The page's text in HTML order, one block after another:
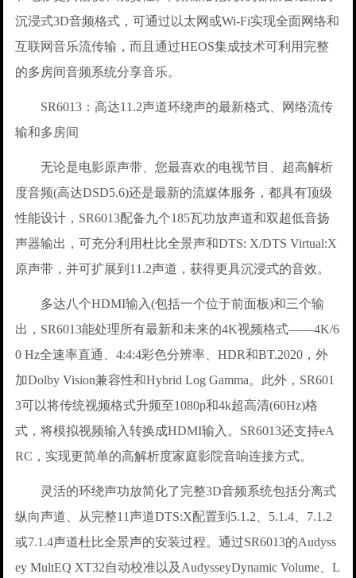
沉浸式3D音频格式，可通过以太网或Wi-Fi实现全面网络和
互联网音乐流传输，而且通过HEOS集成技术可利用完整
的多房间音频系统分享音乐。
SR6013：高达11.2声道环绕声的最新格式、网络流传
输和多房间
无论是电影原声带、您最喜欢的电视节目、超高解析
度音频(高达DSD5.6)还是最新的流媒体服务，都具有顶级
性能设计，SR6013配备九个185瓦功放声道和双超低音扬
声器输出，可充分利用杜比全景声和DTS: X/DTS Virtual:X
原声带，并可扩展到11.2声道，获得更具沉浸式的音效。
多达八个HDMI输入(包括一个位于前面板)和三个输
出，SR6013能处理所有最新和未来的4K视频格式——4K/6
0 Hz全速率直通、4:4:4彩色分辨率、HDR和BT.2020，外
加Dolby Vision兼容性和Hybrid Log Gamma。此外，SR601
3可以将传统视频格式升频至1080p和4k超高清(60Hz)格
式，将模拟视频输入转换成HDMI输入。SR6013还支持eA
RC，实现更简单的高解析度家庭影院音响连接方式。
灵活的环绕声功放简化了完整3D音频系统包括分离式
纵向声道、从完整11声道DTS:X配置到5.1.2、5.1.4、7.1.2
或7.1.4声道杜比全景声的安装过程。通过SR6013的Audyss
ey MultEQ XT32自动校准以及AudysseyDynamic Volume、L